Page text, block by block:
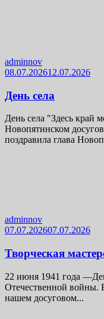
adminnov
08.07.202612.07.2026
День села
День села "Здесь край
Новопятинском
поздравила глава
adminnov
07.07.202607.07.2026
Творческая
22 июня 1941 года
Отечественной войны.
нашем досуговом...